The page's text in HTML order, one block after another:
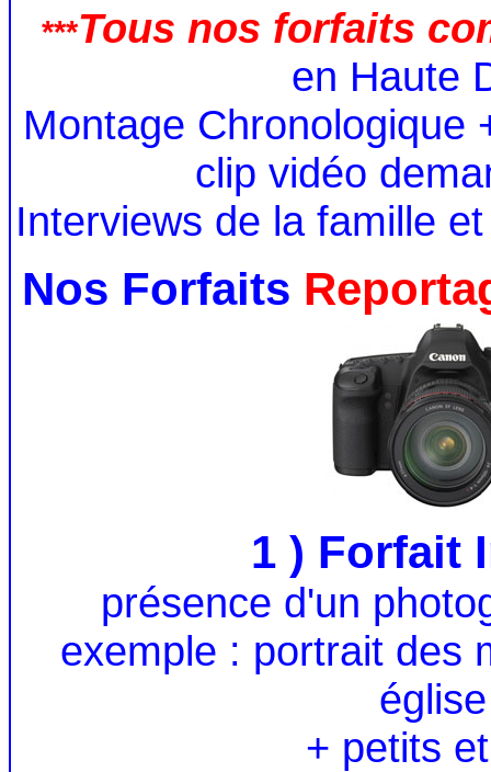
***Tous nos forfaits
en Haute
Montage Chronologique
clip vidéo
Interviews de la famille
Nos Forfaits
1 ) Forfait
présence d'un
exemple : portrait des
+ petits